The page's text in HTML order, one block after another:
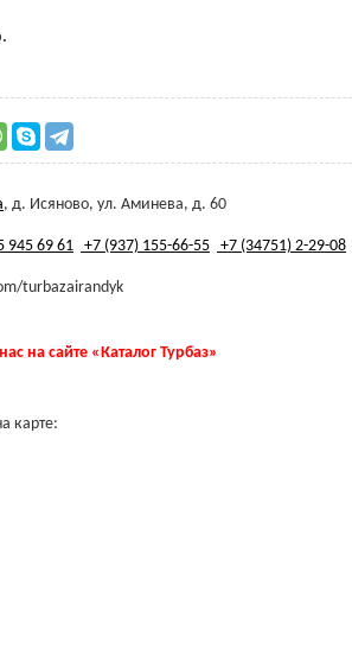
, д. Исяново, ул. Аминева, д. 60
945 69 61 +7 (937) 155-66-55 +7 (34751) 2-29-08
turbazairandyk
на сайте «Каталог Турбаз»
карте: